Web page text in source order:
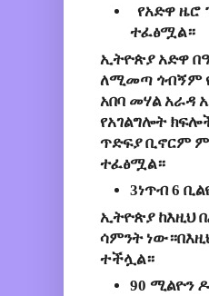
የአድዋ ዜሮ
ተፈፅሟል።
ኢትዮጵያ አድዋ
ለሚመጣ ጎብኝም
አበባ መሃል አራዳ
የአገልግሎት
ጥድፍያ ቢኖርም
ተፈፅሟል።
3ነጥብ 6
ኢትዮጵያ ከእዚህ
ሳምንት
ተችሏል።
90 ሚልዮን